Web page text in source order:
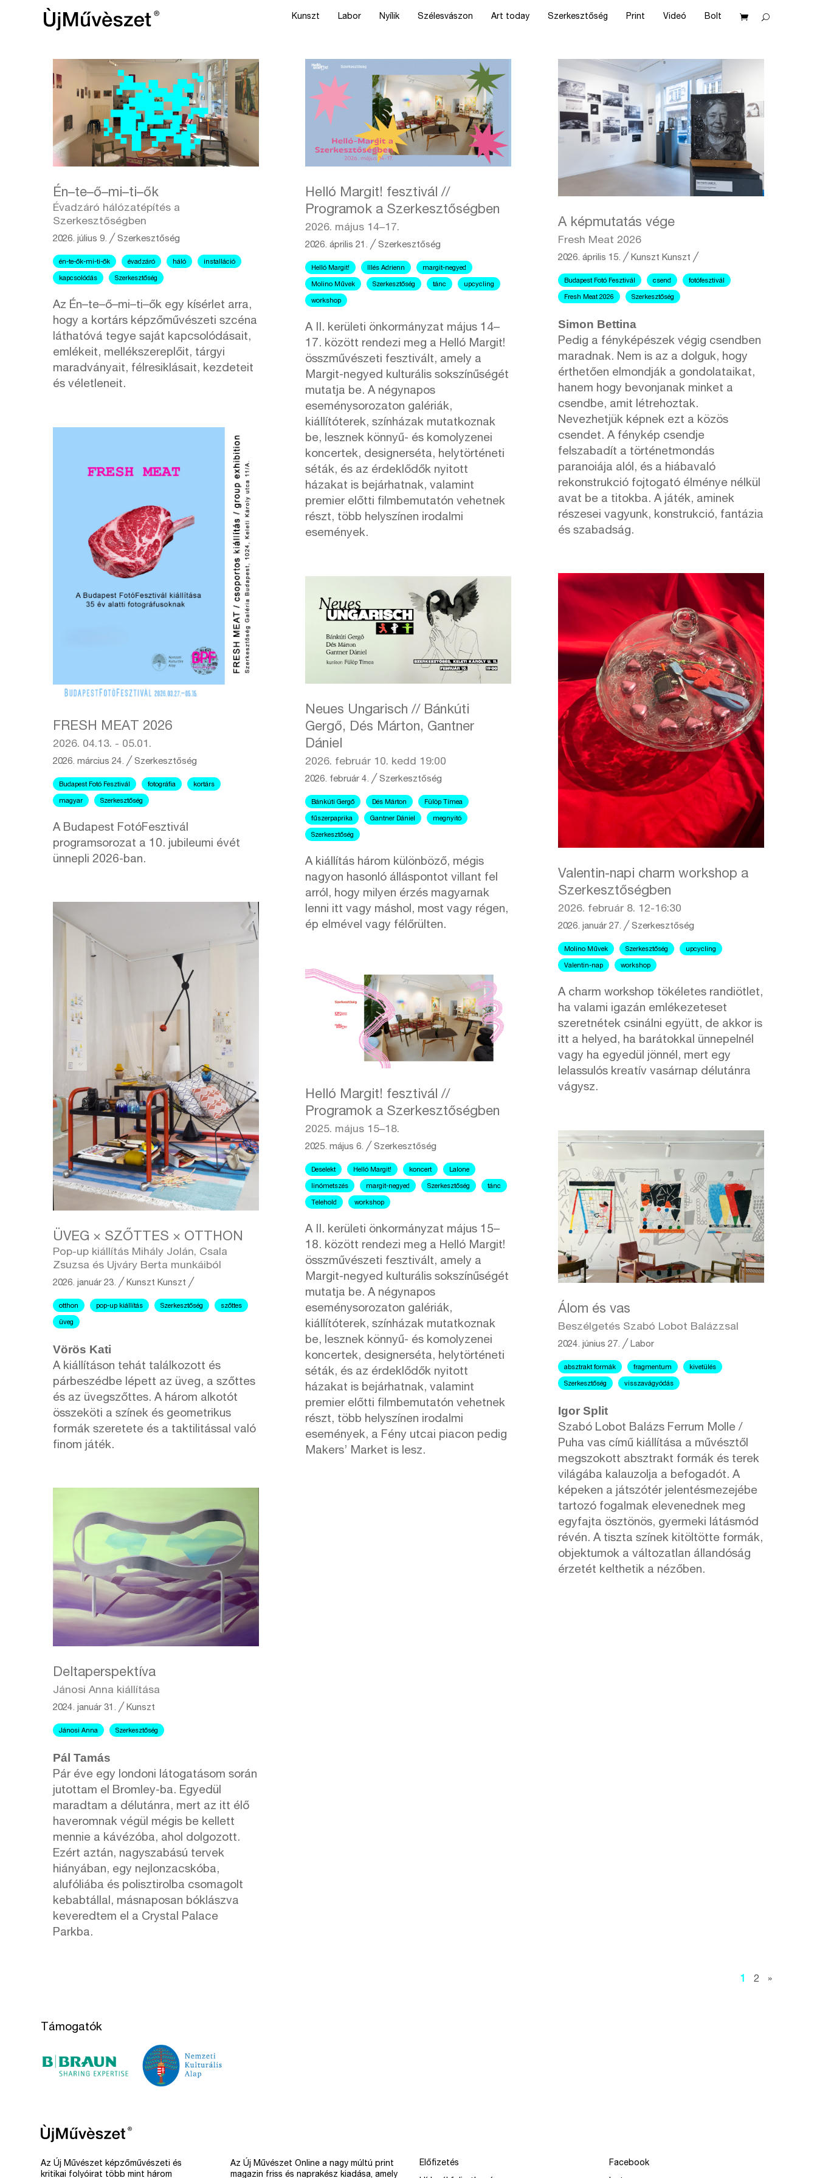
Kunszt Labor Nyílik Szélesvászon Art today Szerkesztőség Print Videó Bolt
Én–te–ő–mi–ti–ők
Évadzáró hálózatépítés a
Szerkesztőségben
2026. július 9. ╱Szerkesztőség
én-te-ők-mi-ti-ők évadzáró háló installáció
kapcsolódás Szerkesztőség
Az Én–te–ő–mi–ti–ők egy kísérlet arra,
hogy a kortárs képzőművészeti szcéna
láthatóvá tegye saját kapcsolódásait,
emlékeit, mellékszereplőit, tárgyi
maradványait, félresiklásait, kezdeteit
és véletleneit.
FRESH MEAT 2026
2026. 04.13. - 05.01.
2026. március 24. ╱Szerkesztőség
Budapest Fotó Fesztivál fotográfia kortárs
magyar Szerkesztőség
A Budapest FotóFesztivál
programsorozat a 10. jubileumi évét
ünnepli 2026-ban.
ÜVEG × SZŐTTES × OTTHON
Pop-up kiállítás Mihály Jolán, Csala
Zsuzsa és Ujváry Berta munkáiból
2026. január 23. ╱ Kunszt Kunszt ╱
otthon pop-up kiállítás Szerkesztőség szőttes
üveg
Vörös Kati
A kiállításon tehát találkozott és
párbeszédbe lépett az üveg, a szőttes
és az üvegszőttes. A három alkotót
összeköti a színek és geometrikus
formák szeretete és a taktilitással való
finom játék.
Deltaperspektíva
Jánosi Anna kiállítása
2024. január 31. ╱Kunszt
Jánosi Anna Szerkesztőség
Pál Tamás
Pár éve egy londoni látogatásom során
jutottam el Bromley-ba. Egyedül
maradtam a délutánra, mert az itt élő
haveromnak végül mégis be kellett
mennie a kávézóba, ahol dolgozott.
Ezért aztán, nagyszabású tervek
hiányában, egy nejlonzacskóba,
alufóliába és polisztirolba csomagolt
kebabtállal, másnaposan bóklászva
keveredtem el a Crystal Palace
Parkba.
Helló Margit! fesztivál //
Programok a Szerkesztőségben
2026. május 14–17.
2026. április 21. ╱Szerkesztőség
Helló Margit! Illés Adrienn margit-negyed
Molino Művek Szerkesztőség tánc upcycling
workshop
A II. kerületi önkormányzat május 14–
17. között rendezi meg a Helló Margit!
összművészeti fesztivált, amely a
Margit-negyed kulturális sokszínűségét
mutatja be. A négynapos
eseménysorozaton galériák,
kiállítóterek, színházak mutatkoznak
be, lesznek könnyű- és komolyzenei
koncertek, designerséta, helytörténeti
séták, és az érdeklődők nyitott
házakat is bejárhatnak, valamint
premier előtti filmbemutatón vehetnek
részt, több helyszínen irodalmi
események.
Neues Ungarisch // Bánkúti
Gergő, Dés Márton, Gantner
Dániel
2026. február 10. kedd 19:00
2026. február 4. ╱Szerkesztőség
Bánkúti Gergő Dés Márton Fülöp Tímea
fűszerpaprika Gantner Dániel megnyitó
Szerkesztőség
A kiállítás három különböző, mégis
nagyon hasonló álláspontot villant fel
arról, hogy milyen érzés magyarnak
lenni itt vagy máshol, most vagy régen,
ép elmével vagy félőrülten.
Helló Margit! fesztivál //
Programok a Szerkesztőségben
2025. május 15–18.
2025. május 6. ╱Szerkesztőség
Deselekt Helló Margit! koncert Lalone
linómetszés margit-negyed Szerkesztőség tánc
Telehold workshop
A II. kerületi önkormányzat május 15–
18. között rendezi meg a Helló Margit!
összművészeti fesztivált, amely a
Margit-negyed kulturális sokszínűségét
mutatja be. A négynapos
eseménysorozaton galériák,
kiállítóterek, színházak mutatkoznak
be, lesznek könnyű- és komolyzenei
koncertek, designerséta, helytörténeti
séták, és az érdeklődők nyitott
házakat is bejárhatnak, valamint
premier előtti filmbemutatón vehetnek
részt, több helyszínen irodalmi
események, a Fény utcai piacon pedig
Makers’ Market is lesz.
A képmutatás vége
Fresh Meat 2026
2026. április 15. ╱ Kunszt Kunszt ╱
Budapest Fotó Fesztivál csend fotófesztivál
Fresh Meat 2026 Szerkesztőség
Simon Bettina
Pedig a fényképészek végig csendben
maradnak. Nem is az a dolguk, hogy
érthetően elmondják a gondolataikat,
hanem hogy bevonjanak minket a
csendbe, amit létrehoztak.
Nevezhetjük képnek ezt a közös
csendet. A fénykép csendje
felszabadít a történetmondás
paranoiája alól, és a hiábavaló
rekonstrukció fojtogató élménye nélkül
avat be a titokba. A játék, aminek
részesei vagyunk, konstrukció, fantázia
és szabadság.
Valentin-napi charm workshop a
Szerkesztőségben
2026. február 8. 12-16:30
2026. január 27. ╱ Szerkesztőség
Molino Művek Szerkesztőség upcycling
Valentin-nap workshop
A charm workshop tökéletes randiötlet,
ha valami igazán emlékezeteset
szeretnétek csinálni együtt, de akkor is
itt a helyed, ha barátokkal ünnepelnél
vagy ha egyedül jönnél, mert egy
lelassulós kreatív vasárnap délutánra
vágysz.
Álom és vas
Beszélgetés Szabó Lobot Balázzsal
2024. június 27. ╱ Labor
absztrakt formák fragmentum kivetülés
Szerkesztőség visszavágyódás
Igor Split
Szabó Lobot Balázs Ferrum Molle /
Puha vas című kiállítása a művésztől
megszokott absztrakt formák és terek
világába kalauzolja a befogadót. A
képeken a játszótér jelentésmezejébe
tartozó fogalmak elevenednek meg
egyfajta ösztönös, gyermeki látásmód
révén. A tiszta színek kitöltötte formák,
objektumok a változatlan állandóság
érzetét kelthetik a nézőben.
1 2 »
Támogatók
Az Új Művészet képzőművészeti és
kritikai folyóirat több mint három
Az Új Művészet Online a nagy múltú print
magazin friss és naprakész kiadása, amely
Előfizetés Facebook